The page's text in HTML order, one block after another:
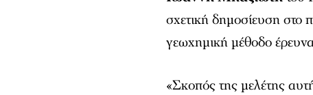
σχετική δημοσίευση στο
γεωχημική μέθοδο
«Σκοπός της μελέτης